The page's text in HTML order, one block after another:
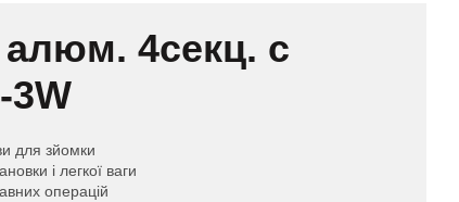
4секц. c
3W
для зйомки
і легкої ваги
операцій